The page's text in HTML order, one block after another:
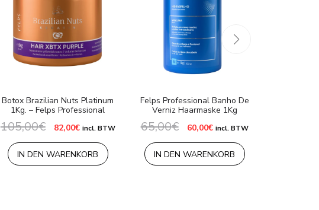
Botox Brazilian Nuts Platinum
1Kg. – Felps Professional
105,00€ Ursprünglicher
Preis
war:
105,00€
82,00€Aktueller
ist:
82,00€.
incl. BTW
IN DEN WARENKORB
Felps Professional Banho De
Verniz Haarmaske 1Kg
65,00€ Ursprünglicher
Preis
war:
65,00€
60,00€Aktueller
ist:
60,00€.
incl. BTW
IN DEN WARENKORB